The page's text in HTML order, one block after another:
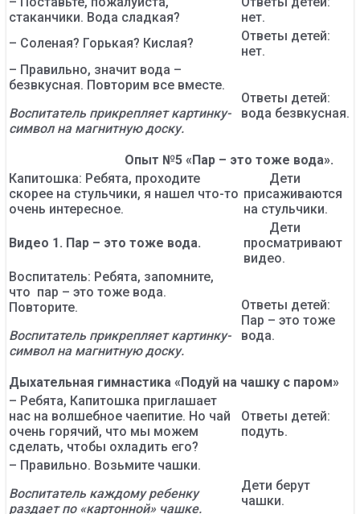
стаканчики. Вода сладкая?
нет.
– Соленая? Горькая? Кислая?
Ответы детей:
нет.
– Правильно, значит вода –
безвкусная. Повторим все вместе.
Воспитатель прикрепляет картинку-
символ на магнитную доску.
Ответы детей:
вода безвкусная.
Опыт №5 «Пар – это тоже вода».
Капитошка: Ребята, проходите
скорее на стульчики, я нашел что-то
очень интересное.
Дети
присаживаются
на стульчики.
Видео 1. Пар – это тоже вода.
Дети
просматривают
видео.
Воспитатель: Ребята, запомните,
что пар – это тоже вода.
Повторите.
Воспитатель прикрепляет картинку-
символ на магнитную доску.
Ответы детей:
Пар – это тоже
вода.
Дыхательная гимнастика «Подуй на чашку с паром»
– Ребята, Капитошка приглашает
нас на волшебное чаепитие. Но чай
очень горячий, что мы можем
сделать, чтобы охладить его?
Ответы детей:
подуть.
– Правильно. Возьмите чашки.
Воспитатель каждому ребенку
раздает по «картонной» чашке.
Дети берут
чашки.